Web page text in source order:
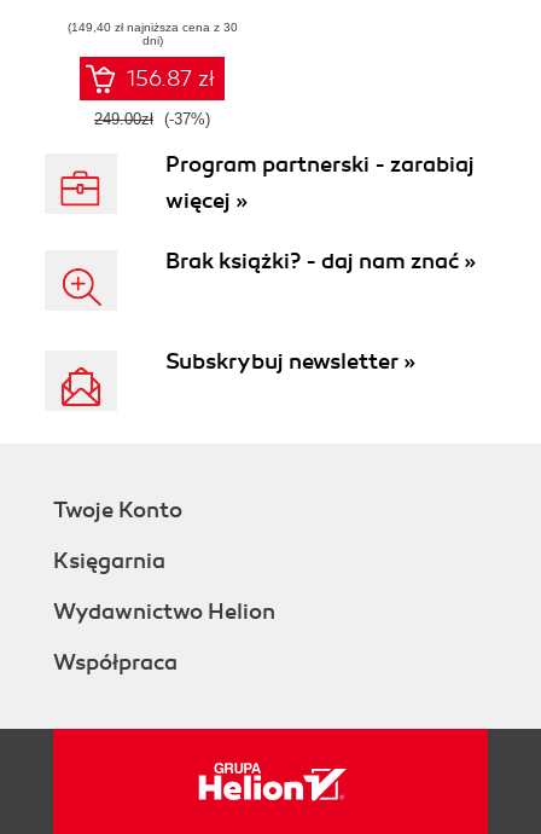
Cisco. Wydanie II
(149,40 zł najniższa cena z 30
dni)
156.87 zł
249.00zł (-37%)
Program partnerski - zarabiaj
więcej »
Brak książki? - daj nam znać »
Subskrybuj newsletter »
Twoje Konto
Księgarnia
Wydawnictwo Helion
Współpraca